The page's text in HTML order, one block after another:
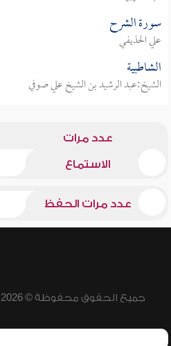
سورة الشرح
علي الحذيفي
الشاطبية
الشيخ:عبد الرشيد بن الشيخ علي صوفي
عدد مرات
الاستماع
عدد مرات الحفظ
جميع الحقوق محفوظة © 2026 - 1998 لشبكة إسلام ويب